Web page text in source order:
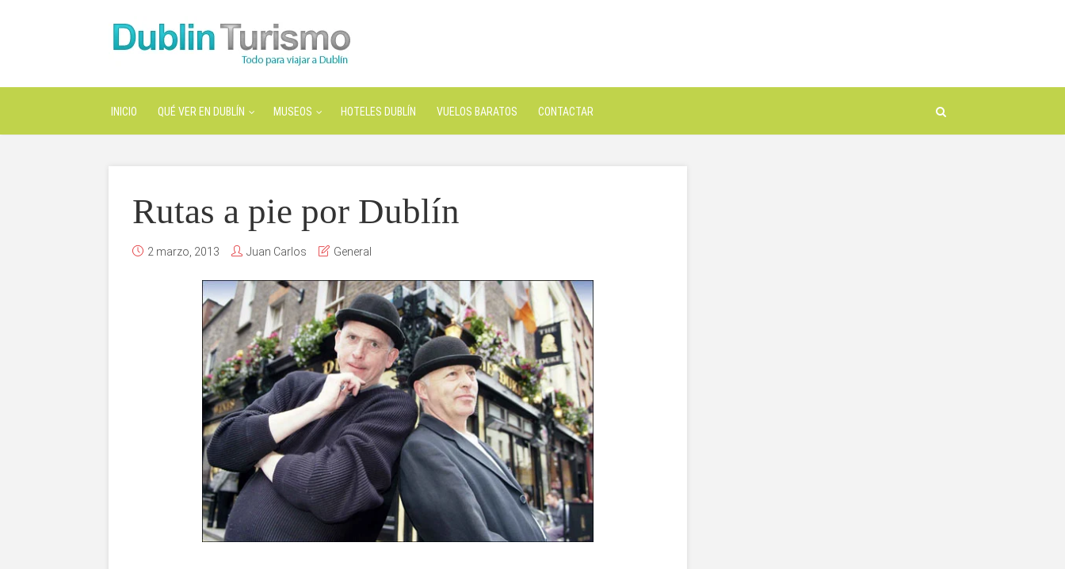
INICIO QUÉ VER EN DUBLÍN MUSEOS HOTELES DUBLÍN VUELOS BARATOS CONTACTAR
Rutas a pie por Dublín
2 marzo, 2013 Juan Carlos General